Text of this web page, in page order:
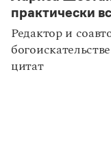
практически
Редактор и
цитат